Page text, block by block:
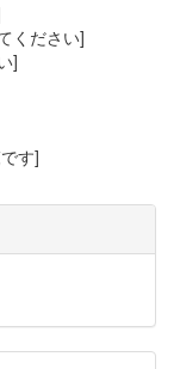
ください]
]
す]